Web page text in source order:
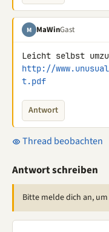
M MaWinGast
http://
t.pdf
Antwort
Thread beobachten
Antwort schreiben
Bitte melde dich an,